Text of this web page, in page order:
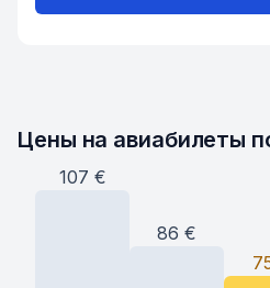
Цены на авиабилеты
107 €
86 €